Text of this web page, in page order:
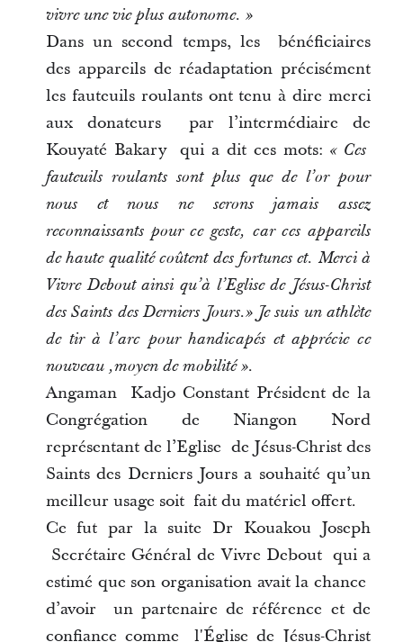
vivre une vie plus autonome. »
Dans un second temps, les bénéficiaires
des appareils de réadaptation précisément
les fauteuils roulants ont tenu à dire merci
aux donateurs par l’intermédiaire de
Kouyaté Bakary qui a dit ces mots: « Ces
fauteuils roulants sont plus que de l’or pour
nous et nous ne serons jamais assez
reconnaissants pour ce geste, car ces appareils
de haute qualité coûtent des fortunes et. Merci à
Vivre Debout ainsi qu’à l’Eglise de Jésus-Christ
des Saints des Derniers Jours.» Je suis un athlète
de tir à l’arc pour handicapés et apprécie ce
nouveau ,moyen de mobilité ».
Angaman Kadjo Constant Président de la
Congrégation de Niangon Nord
représentant de l’Eglise de Jésus-Christ des
Saints des Derniers Jours a souhaité qu’un
meilleur usage soit fait du matériel offert.
Ce fut par la suite Dr Kouakou Joseph
Secrétaire Général de Vivre Debout qui a
estimé que son organisation avait la chance
d’avoir un partenaire de référence et de
confiance comme l'Église de Jésus-Christ